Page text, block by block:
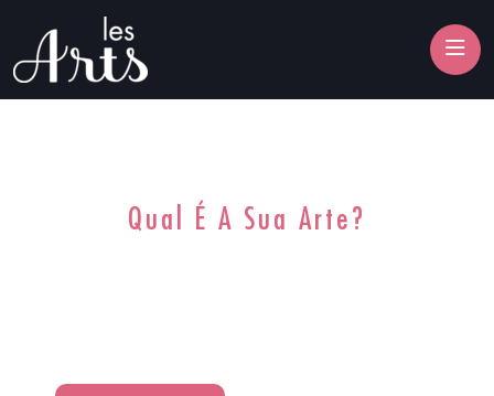
Qual É A Sua Arte?